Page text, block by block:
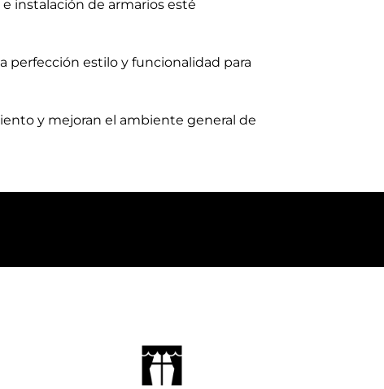
instalación de armarios esté
perfección estilo y funcionalidad para
y mejoran el ambiente general de